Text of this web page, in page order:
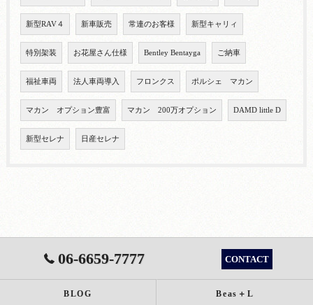
新型RAV４ 新車販売 常連のお客様 新型キャリィ
特別架装 お花屋さん仕様 Bentley Bentayga ご納車
福祉車両 法人車両導入 フロンクス ポルシェ マカン
マカン オプション豊富 マカン 200万オプション DAMD little D
新型セレナ 日産セレナ
06-6659-7777 CONTACT
BLOG Beas＋L